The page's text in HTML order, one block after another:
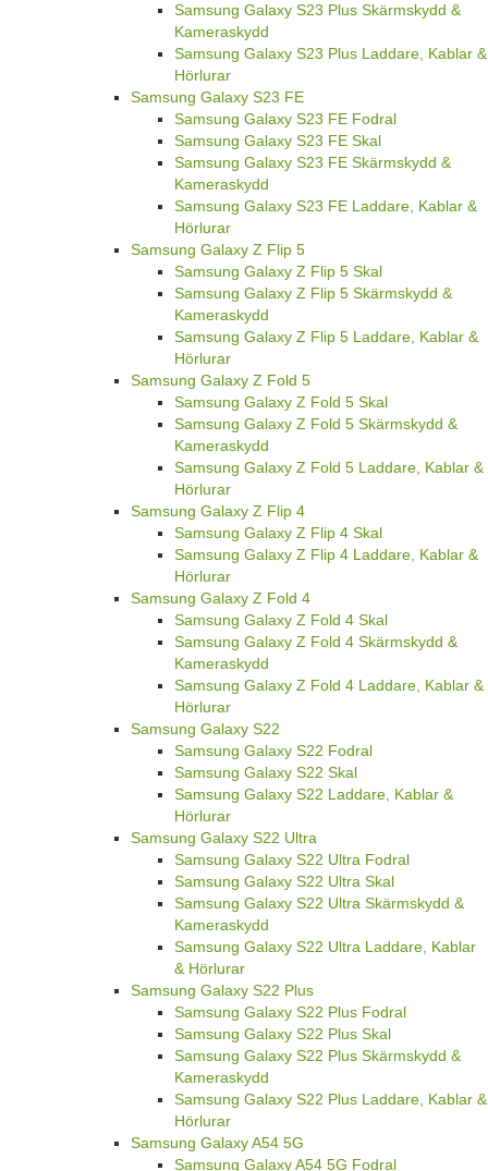
Samsung Galaxy S23 Plus Skärmskydd &
Kameraskydd
Samsung Galaxy S23 Plus Laddare, Kablar &
Hörlurar
Samsung Galaxy S23 FE
Samsung Galaxy S23 FE Fodral
Samsung Galaxy S23 FE Skal
Samsung Galaxy S23 FE Skärmskydd &
Kameraskydd
Samsung Galaxy S23 FE Laddare, Kablar &
Hörlurar
Samsung Galaxy Z Flip 5
Samsung Galaxy Z Flip 5 Skal
Samsung Galaxy Z Flip 5 Skärmskydd &
Kameraskydd
Samsung Galaxy Z Flip 5 Laddare, Kablar &
Hörlurar
Samsung Galaxy Z Fold 5
Samsung Galaxy Z Fold 5 Skal
Samsung Galaxy Z Fold 5 Skärmskydd &
Kameraskydd
Samsung Galaxy Z Fold 5 Laddare, Kablar &
Hörlurar
Samsung Galaxy Z Flip 4
Samsung Galaxy Z Flip 4 Skal
Samsung Galaxy Z Flip 4 Laddare, Kablar &
Hörlurar
Samsung Galaxy Z Fold 4
Samsung Galaxy Z Fold 4 Skal
Samsung Galaxy Z Fold 4 Skärmskydd &
Kameraskydd
Samsung Galaxy Z Fold 4 Laddare, Kablar &
Hörlurar
Samsung Galaxy S22
Samsung Galaxy S22 Fodral
Samsung Galaxy S22 Skal
Samsung Galaxy S22 Laddare, Kablar &
Hörlurar
Samsung Galaxy S22 Ultra
Samsung Galaxy S22 Ultra Fodral
Samsung Galaxy S22 Ultra Skal
Samsung Galaxy S22 Ultra Skärmskydd &
Kameraskydd
Samsung Galaxy S22 Ultra Laddare, Kablar
& Hörlurar
Samsung Galaxy S22 Plus
Samsung Galaxy S22 Plus Fodral
Samsung Galaxy S22 Plus Skal
Samsung Galaxy S22 Plus Skärmskydd &
Kameraskydd
Samsung Galaxy S22 Plus Laddare, Kablar &
Hörlurar
Samsung Galaxy A54 5G
Samsung Galaxy A54 5G Fodral